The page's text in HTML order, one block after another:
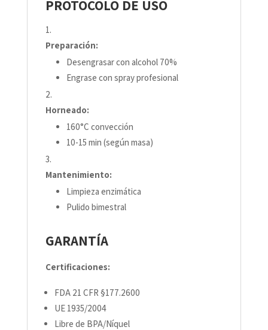
PROTOCOLO DE USO
Preparación:
Desengrasar con alcohol 70%
Engrase con spray profesional
Horneado:
160°C convección
10-15 min (según masa)
Mantenimiento:
Limpieza enzimática
Pulido bimestral
GARANTÍA
Certificaciones:
FDA 21 CFR §177.2600
UE 1935/2004
Libre de BPA/Níquel